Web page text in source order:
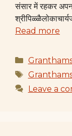
संसार में रहकर
Read more
Categories
Tags
Leave a